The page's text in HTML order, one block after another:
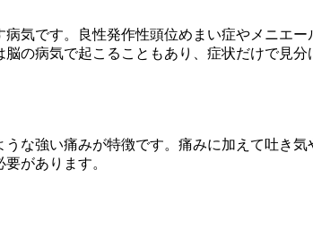
気です。良性発作性頭位めまい症やメニエ
の病気で起こることもあり、症状だけで見分
な強い痛みが特徴です。痛みに加えて吐き
があります。